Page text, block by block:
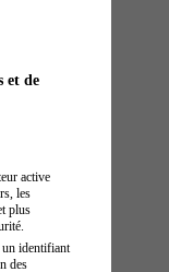
et de
active
les
plus
un identifiant
des